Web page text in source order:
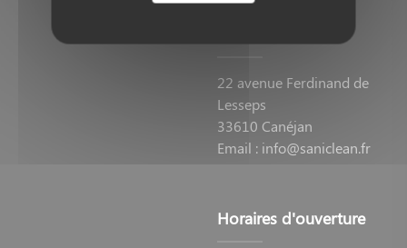
22 avenue Ferdinand de
Lesseps
33610 Canéjan
Email : info@saniclean.fr
Horaires d'ouverture